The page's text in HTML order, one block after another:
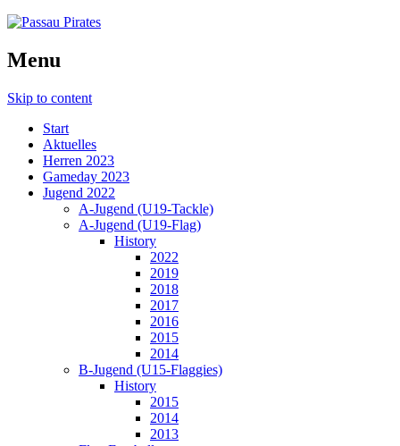
Menu
Skip to content
Start
Aktuelles
Herren 2023
Gameday 2023
Jugend 2022
A-Jugend (U19-Tackle)
A-Jugend (U19-Flag)
History
2022
2019
2018
2017
2016
2015
2014
B-Jugend (U15-Flaggies)
History
2015
2014
2013